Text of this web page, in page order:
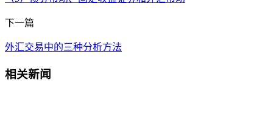
下一篇
外汇交易中的三种分析方法
相关新闻